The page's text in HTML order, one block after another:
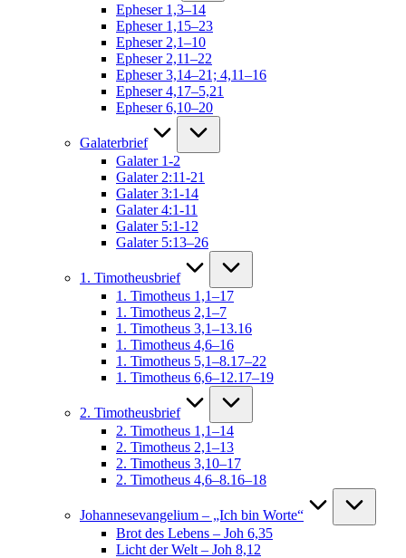
Epheser 1,3–14
Epheser 1,15–23
Epheser 2,1–10
Epheser 2,11–22
Epheser 3,14–21; 4,11–16
Epheser 4,17–5,21
Epheser 6,10–20
Galaterbrief
Galater 1-2
Galater 2:11-21
Galater 3:1-14
Galater 4:1-11
Galater 5:1-12
Galater 5:13–26
1. Timotheusbrief
1. Timotheus 1,1–17
1. Timotheus 2,1–7
1. Timotheus 3,1–13.16
1. Timotheus 4,6–16
1. Timotheus 5,1–8.17–22
1. Timotheus 6,6–12.17–19
2. Timotheusbrief
2. Timotheus 1,1–14
2. Timotheus 2,1–13
2. Timotheus 3,10–17
2. Timotheus 4,6–8.16–18
Johannesevangelium – „Ich bin Worte“
Brot des Lebens – Joh 6,35
Licht der Welt – Joh 8,12